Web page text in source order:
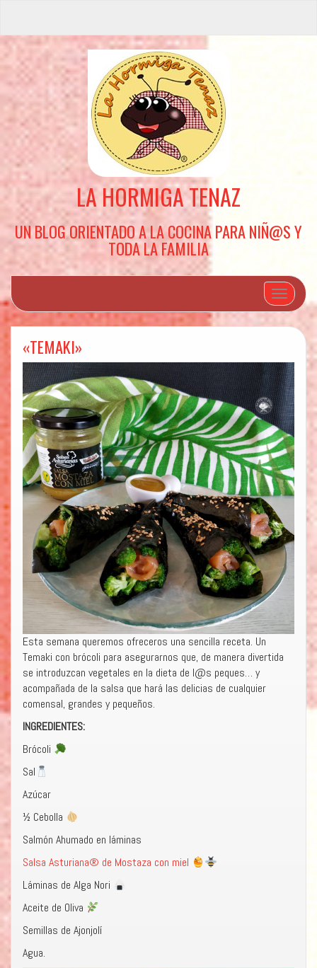
LA HORMIGA TENAZ
UN BLOG ORIENTADO A LA COCINA PARA NIÑ@S Y
TODA LA FAMILIA
Cambiar
«TEMAKI»
Esta semana queremos ofreceros una sencilla receta. Un
Temaki con brócoli para asegurarnos que, de manera divertida
se introduzcan vegetales en la dieta de l@s peques… y
acompañada de la salsa que hará las delicias de cualquier
comensal, grandes y pequeños.
INGREDIENTES:
Brócoli
Sal
Azúcar
½ Cebolla
Salmón Ahumado en láminas
Salsa Asturiana® de Mostaza con miel
Láminas de Alga Nori
Aceite de Oliva
Semillas de Ajonjolí
Agua.